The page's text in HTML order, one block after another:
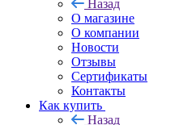
Назад
О магазине
О компании
Новости
Отзывы
Сертификаты
Контакты
Как купить
Назад